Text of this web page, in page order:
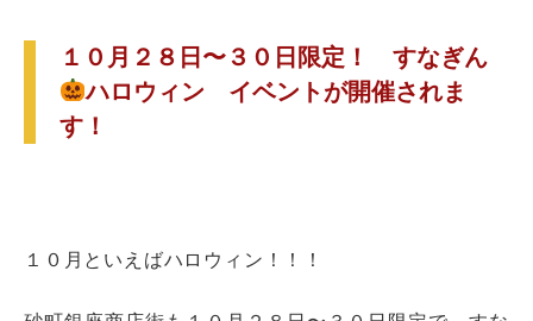
１０月２８日〜３０日限定！ すなぎん
ハロウィン イベントが開催されま
す！
１０月といえばハロウィン！！！